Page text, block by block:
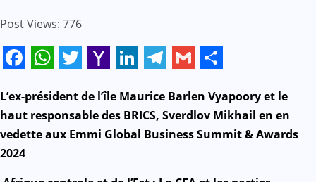
Post Views: 776
Mail
N
a
v
L’ex-président de l’île Maurice Barlen Vyapoory et le
haut responsable des BRICS, Sverdlov Mikhail en en
vedette aux Emmi Global Business Summit & Awards
2024